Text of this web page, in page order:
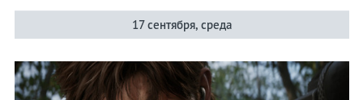
17 сентября, среда